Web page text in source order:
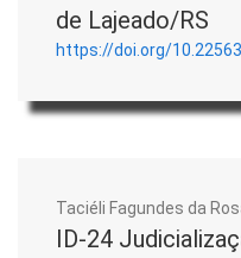
de Lajeado/RS
https://doi.org/
Taciéli Fagundes da
ID-24